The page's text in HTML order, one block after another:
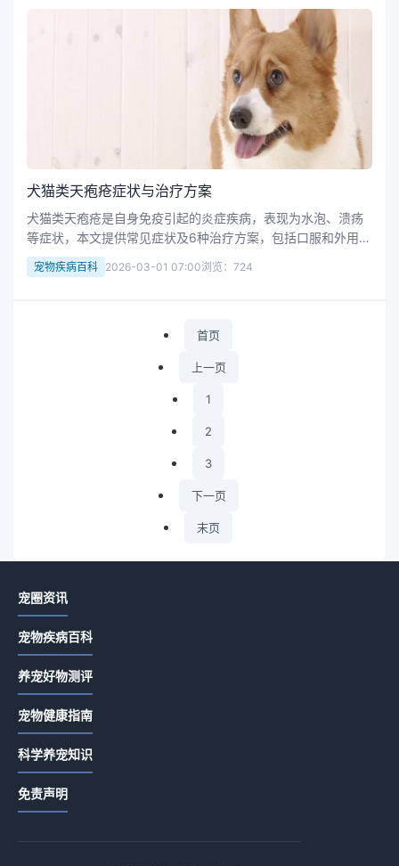
犬猫类天疱疮症状与治疗方案
犬猫类天疱疮是自身免疫引起的炎症疾病，表现为水泡、溃疡
等症状，本文提供常见症状及6种治疗方案，包括口服和外用药
物。
宠物疾病百科 2026-03-01 07:00浏览：724
首页
上一页
1
2
3
下一页
末页
宠圈资讯
宠物疾病百科
养宠好物测评
宠物健康指南
科学养宠知识
免责声明